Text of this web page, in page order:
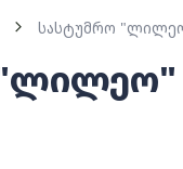
სასტუმრო